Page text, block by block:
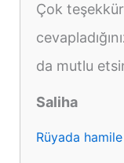
Çok
da mutlu
Saliha
Rüyada